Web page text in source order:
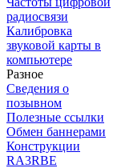
радиосвязи
Калибровка
звуковой карты в
компьютере
Разное
Сведения о
позывном
Полезные ссылки
Обмен баннерами
Конструкции
RA3RBE